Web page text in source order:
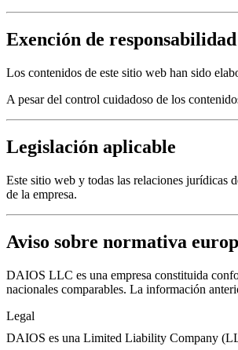
Exención de responsabilidad
Los contenidos de este sitio web han sido
A pesar del control cuidadoso de los
Legislación aplicable
Este sitio web y todas las relaciones
de la empresa.
Aviso sobre normativa
DAIOS LLC es una empresa constituida
nacionales comparables. La información
Legal
DAIOS es una Limited Liability Company